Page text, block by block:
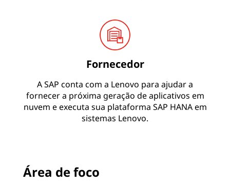
Fornecedor
A SAP conta com a Lenovo para ajudar a
fornecer a próxima geração de aplicativos em
nuvem e executa sua plataforma SAP HANA em
sistemas Lenovo.
Área de foco